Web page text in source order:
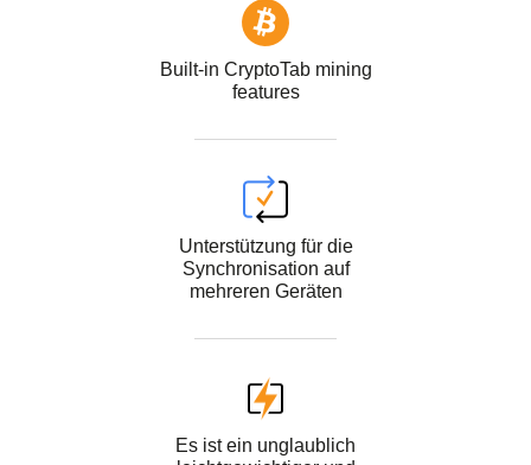
Built-in CryptoTab mining
features
Unterstützung für die
Synchronisation auf
mehreren Geräten
Es ist ein unglaublich